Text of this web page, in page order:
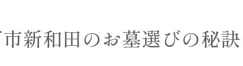
絆を深める供養の選び方
和田でかなえる想いを形にする供養
新和田のお墓選びの秘訣